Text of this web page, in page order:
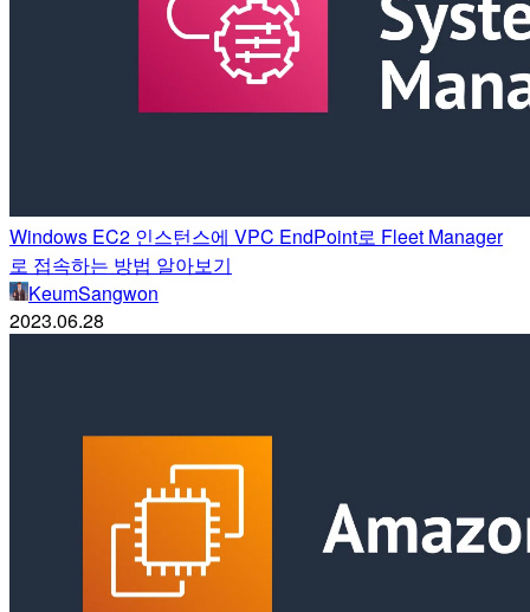
Windows EC2 인스턴스에 VPC EndPoint로 Fleet Manager
로 접속하는 방법 알아보기
KeumSangwon
2023.06.28